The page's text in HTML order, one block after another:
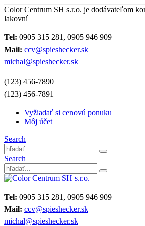
Color Centrum SH s.r.o. je dodávateľom
lakovní
Tel: 0905 315 281, 0905 946 909
Mail: ccv@spieshecker.sk
michal@spieshecker.sk
(123) 456-7890
(123) 456-7891
Vyžiadať si cenovú ponuku
Môj účet
Search
Search
Tel: 0905 315 281, 0905 946 909
Mail: ccv@spieshecker.sk
michal@spieshecker.sk